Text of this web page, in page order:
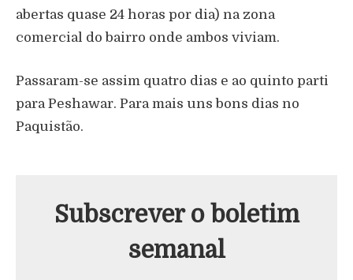
abertas quase 24 horas por dia) na zona
comercial do bairro onde ambos viviam.
Passaram-se assim quatro dias e ao quinto parti
para Peshawar. Para mais uns bons dias no
Paquistão.
Subscrever o boletim
semanal